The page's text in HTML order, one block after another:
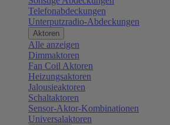
Telefonabdeckungen
Unterputzradio-Abdeckungen
Aktoren
Alle anzeigen
Dimmaktoren
Fan Coil Aktoren
Heizungsaktoren
Jalousieaktoren
Schaltaktoren
Sensor-Aktor-Kombinationen
Universalaktoren